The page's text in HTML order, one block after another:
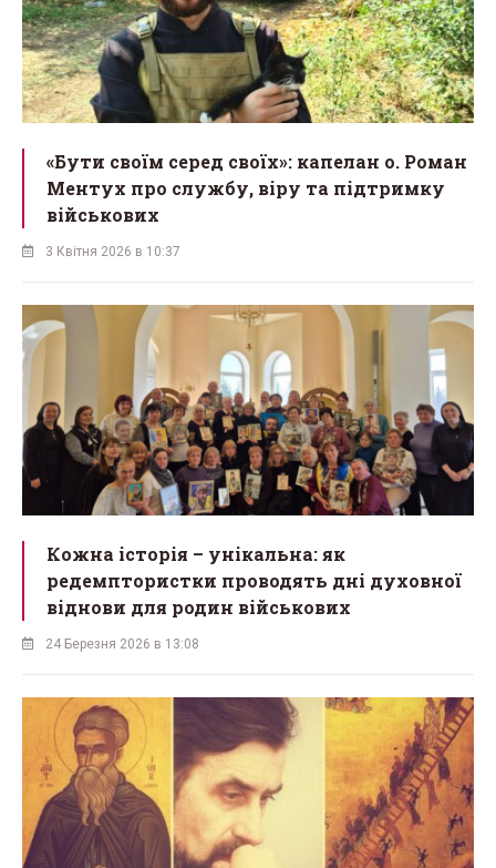
«Бути своїм серед своїх»: капелан о. Роман
Ментух про службу, віру та підтримку
військових
3 Квітня 2026 в 10:37
Кожна історія – унікальна: як
редемптористки проводять дні духовної
віднови для родин військових
24 Березня 2026 в 13:08